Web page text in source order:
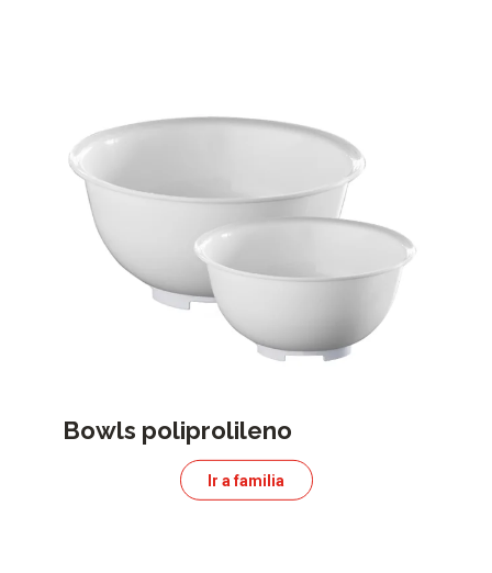
Bowls poliprolileno
Ir a familia